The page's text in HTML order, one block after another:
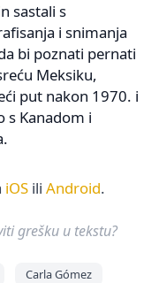
sastali s
i snimanja
bi poznati pernati
Meksiku,
put nakon 1970. i
s Kanadom i
iOS ili Android.
grešku u tekstu?
Carla Gómez